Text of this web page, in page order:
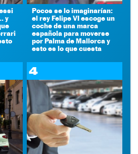
y
Pocos se lo imaginarían:
el rey Felipe VI escoge un
coche de una marca
española para moverse
por Palma de Mallorca y
esto es lo que cuesta
4